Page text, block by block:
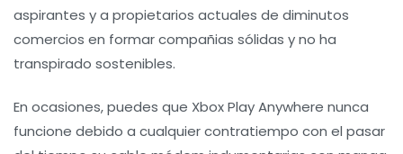
aspirantes y a propietarios actuales de diminutos
comercios en formar compañias sólidas y no ha
transpirado sostenibles.
En ocasiones, puedes que Xbox Play Anywhere nunca
funcione debido a cualquier contratiempo con el pasar